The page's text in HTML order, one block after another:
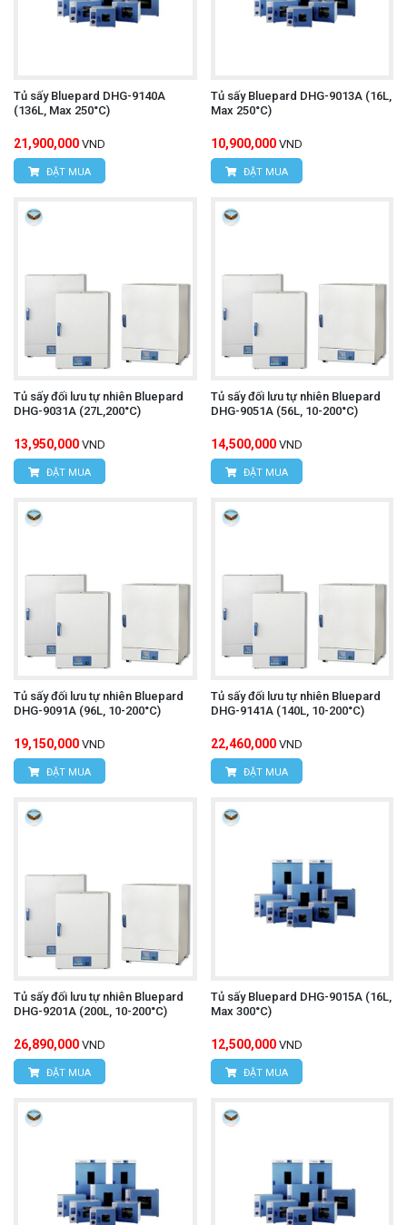
Tủ sấy Bluepard DHG-9140A
(136L, Max 250°C)
21,900,000 VND
ĐẶT MUA
Tủ sấy Bluepard DHG-9013A (16L,
Max 250°C)
10,900,000 VND
ĐẶT MUA
Tủ sấy đối lưu tự nhiên Bluepard
DHG-9031A (27L,200°C)
13,950,000 VND
ĐẶT MUA
Tủ sấy đối lưu tự nhiên Bluepard
DHG-9051A (56L, 10-200°C)
14,500,000 VND
ĐẶT MUA
Tủ sấy đối lưu tự nhiên Bluepard
DHG-9091A (96L, 10-200°C)
19,150,000 VND
ĐẶT MUA
Tủ sấy đối lưu tự nhiên Bluepard
DHG-9141A (140L, 10-200°C)
22,460,000 VND
ĐẶT MUA
Tủ sấy đối lưu tự nhiên Bluepard
DHG-9201A (200L, 10-200°C)
26,890,000 VND
ĐẶT MUA
Tủ sấy Bluepard DHG-9015A (16L,
Max 300°C)
12,500,000 VND
ĐẶT MUA